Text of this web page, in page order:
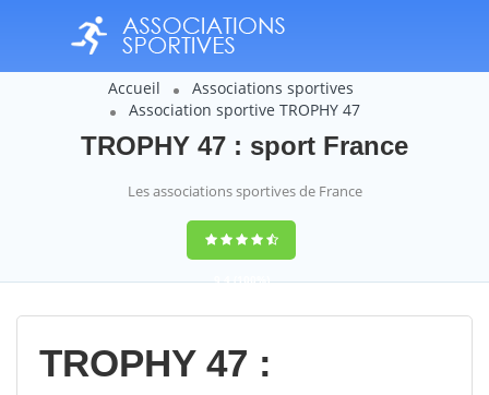
Accueil
Associations sportives
Association sportive TROPHY 47
TROPHY 47 : sport France
Les associations sportives de France
9,4(100%)
14358votes
TROPHY 47 :